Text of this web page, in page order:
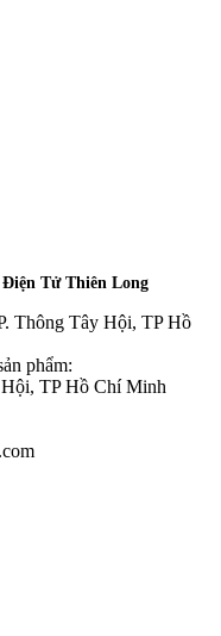
Tử Thiên Long
Thông Tây Hội, TP Hồ
phẩm:
TP Hồ Chí Minh